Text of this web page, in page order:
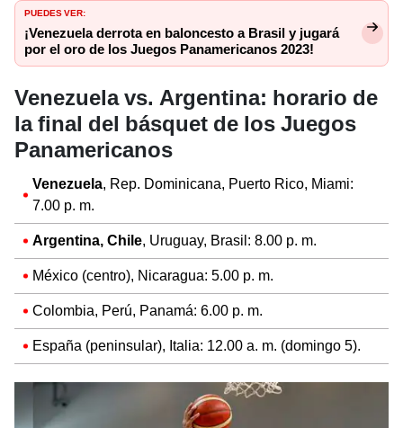
PUEDES VER:
¡Venezuela derrota en baloncesto a Brasil y jugará
por el oro de los Juegos Panamericanos 2023!
Venezuela vs. Argentina: horario de
la final del básquet de los Juegos
Panamericanos
Venezuela, Rep. Dominicana, Puerto Rico, Miami:
7.00 p. m.
Argentina, Chile, Uruguay, Brasil: 8.00 p. m.
México (centro), Nicaragua: 5.00 p. m.
Colombia, Perú, Panamá: 6.00 p. m.
España (peninsular), Italia: 12.00 a. m. (domingo 5).